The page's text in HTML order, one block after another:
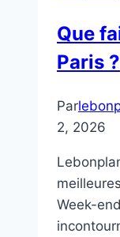
Que
Paris ?
Par
2, 2026
Week-